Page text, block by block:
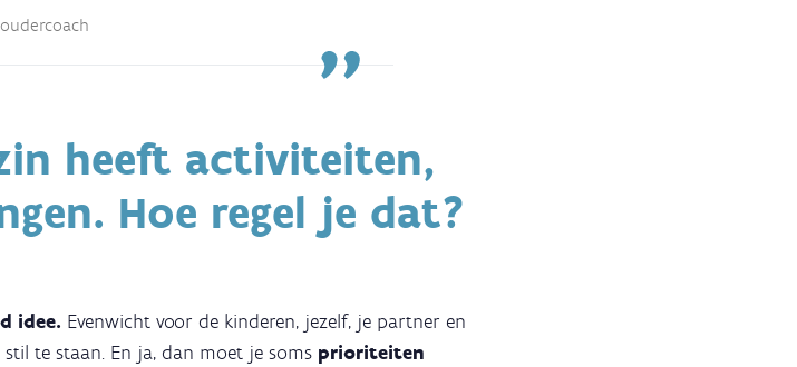
heeft activiteiten,
Hoe regel je dat?
idee. Evenwicht voor de kinderen, jezelf, je partner en
te staan. En ja, dan moet je soms prioriteiten